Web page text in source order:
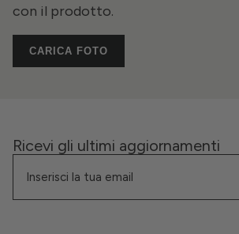
con il prodotto.
CARICA FOTO
Ricevi gli ultimi aggiornamenti